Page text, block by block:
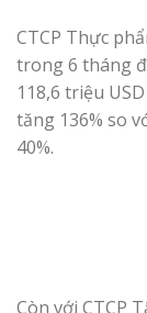
CTCP Thực
trong 6 tháng
118,6 triệu
tăng 136% so
40%.
Còn với CTCP